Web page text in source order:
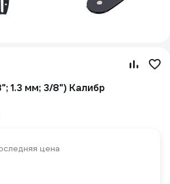
1.3 мм; 3/8") Калибр
цена